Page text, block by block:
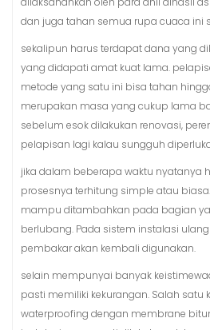
dan juga tahan semua rupa cuaca ini
sekalipun harus terdapat dana yang
yang didapati amat kuat lama.
metode yang satu ini bisa tahan
merupakan masa yang cukup lama
sebelum esok dilakukan renovasi,
pelapisan lagi kalau sungguh
jika dalam beberapa waktu nyatanya
prosesnya terhitung simple atau
mampu ditambahkan pada bagian
berlubang. Pada sistem instalasi
pembakar akan kembali digunakan.
selain mempunyai banyak
pasti memiliki kekurangan. Salah satu
waterproofing dengan membrane